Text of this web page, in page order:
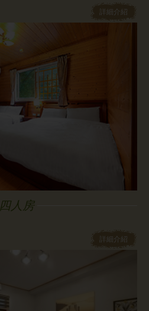
詳細介紹
四人房
詳細介紹